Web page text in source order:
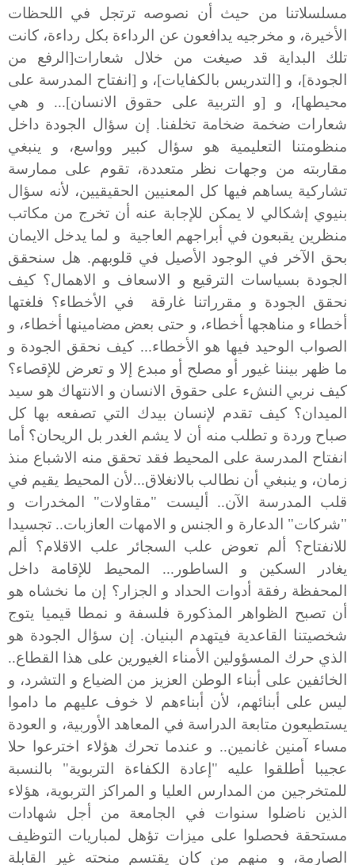
مسلسلاتنا من حيث أن نصوصه ترتجل في اللحظات
الأخيرة، و مخرجيه يدافعون عن الرداءة بكل رداءة، كانت
تلك البداية قد صيغت من خلال شعارات[الرفع من
الجودة]، و [التدريس بالكفايات]، و [انفتاح المدرسة على
محيطها]، و [و التربية على حقوق الانسان]... و هي
شعارات ضخمة ضخامة تخلفنا. إن سؤال الجودة داخل
منظومتنا التعليمية هو سؤال كبير وواسع، و ينبغي
مقاربته من وجهات نظر متعددة، تقوم على ممارسة
تشاركية يساهم فيها كل المعنيين الحقيقيين، لأنه سؤال
بنيوي إشكالي لا يمكن للإجابة عنه أن تخرج من مكاتب
منظرين يقبعون في أبراجهم العاجية و لما يدخل الايمان
بحق الآخر في الوجود الأصيل في قلوبهم. هل سنحقق
الجودة بسياسات الترقيع و الاسعاف و الاهمال؟ كيف
نحقق الجودة و مقرراتنا غارقة في الأخطاء؟ فلغتها
أخطاء و مناهجها أخطاء، و حتى بعض مضامينها أخطاء، و
الصواب الوحيد فيها هو الأخطاء... كيف نحقق الجودة و
ما ظهر بيننا غيور أو مصلح أو مبدع إلا و تعرض للإقصاء؟
كيف نربي النشء على حقوق الانسان و الانتهاك هو سيد
الميدان؟ كيف تقدم لإنسان بيدك التي تصفعه بها كل
صباح وردة و تطلب منه أن لا يشم الغدر بل الريحان؟ أما
انفتاح المدرسة على المحيط فقد تحقق منه الاشباع منذ
زمان، و ينبغي أن نطالب بالانغلاق...لأن المحيط يقيم في
قلب المدرسة الآن.. أليست "مقاولات" المخدرات و
"شركات" الدعارة و الجنس و الامهات العازبات.. تجسيدا
للانفتاح؟ ألم تعوض علب السجائر علب الاقلام؟ ألم
يغادر السكين و الساطور... المحيط للإقامة داخل
المحفظة رفقة أدوات الحداد و الجزار؟ إن ما نخشاه هو
أن تصبح الظواهر المذكورة فلسفة و نمطا قيميا يتوج
شخصيتنا القاعدية فيتهدم البنيان. إن سؤال الجودة هو
الذي حرك المسؤولين الأمناء الغيورين على هذا القطاع..
الخائفين على أبناء الوطن العزيز من الضياع و التشرد، و
ليس على أبنائهم، لأن أبناءهم لا خوف عليهم ما داموا
يستطيعون متابعة الدراسة في المعاهد الأوربية، و العودة
مساء آمنين غانمين.. و عندما تحرك هؤلاء اخترعوا حلا
عجيبا أطلقوا عليه "إعادة الكفاءة التربوية" بالنسبة
للمتخرجين من المدارس العليا و المراكز التربوية، هؤلاء
الذين ناضلوا سنوات في الجامعة من أجل شهادات
مستحقة فحصلوا على ميزات تؤهل لمباريات التوظيف
الصارمة، و منهم من كان يقتسم منحته غير القابلة